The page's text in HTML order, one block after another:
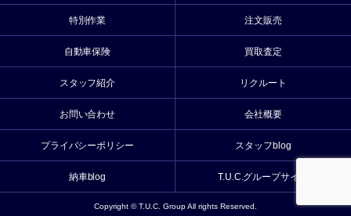
特別作業 注文販売
自動車保険 買取査定
スタッフ紹介 リクルート
お問い合わせ 会社概要
プライバシーポリシー スタッフblog
納車blog T.U.C.グループサイト
Copyright © T.U.C. Group All rights Reserved.